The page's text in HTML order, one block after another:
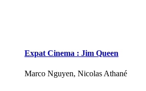
Expat Cinema : Jim Queen
Marco Nguyen, Nicolas Athané